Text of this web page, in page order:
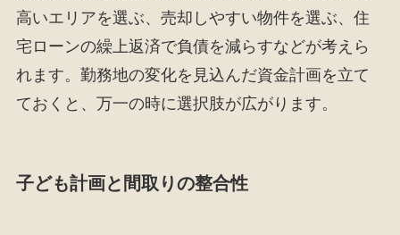
高いエリアを選ぶ、売却しやすい物件を選ぶ、住
宅ローンの繰上返済で負債を減らすなどが考えら
れます。勤務地の変化を見込んだ資金計画を立て
ておくと、万一の時に選択肢が広がります。
子ども計画と間取りの整合性